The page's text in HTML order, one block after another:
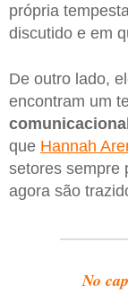
própria
discutido e em
De outro lado,
encontram um
comunicacional
que Hannah
setores sempre
agora são
No